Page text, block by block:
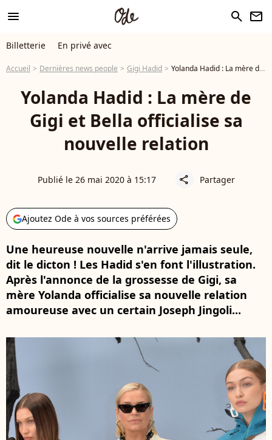
menu search newsletter
Billetterie En privé avec
Accueil Dernières news people Gigi Hadid Yolanda Hadid : La mère de Gigi et Bella officialise sa nouvelle relation
Yolanda Hadid : La mère de
Gigi et Bella officialise sa
nouvelle relation
Publié le 26 mai 2020 à 15:17 share Partager
Ajoutez Ode à vos sources préférées
Une heureuse nouvelle n'arrive jamais seule,
dit le dicton ! Les Hadid s'en font l'illustration.
Après l'annonce de la grossesse de Gigi, sa
mère Yolanda officialise sa nouvelle relation
amoureuse avec un certain Joseph Jingoli...